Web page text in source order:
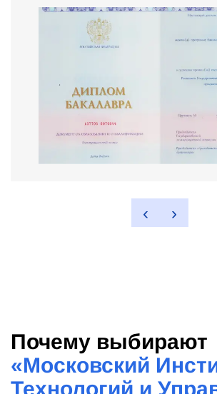
‹ ›
Почему выбирают
«Московский
Технологий и